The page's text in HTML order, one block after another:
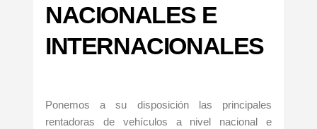
NACIONALES E
INTERNACIONALES
Ponemos a su disposición las principales
rentadoras de vehículos a nivel nacional e